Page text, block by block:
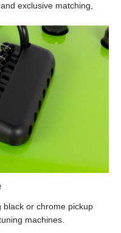
exclusive matching,
black or chrome pickup
machines.